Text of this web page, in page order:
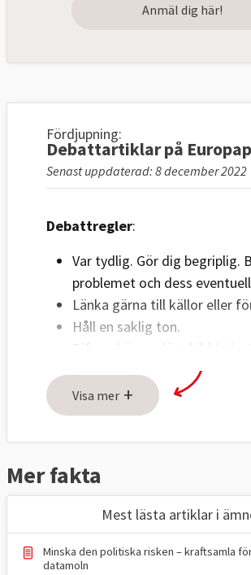
Anmäl dig här!
Fördjupning:
Debattartiklar på
Senast uppdaterad: 8 december 2022
Debattregler:
Var tydlig. Gör dig begriplig.
problemet och dess
Länka gärna till källor eller
Håll en saklig ton.
Bifoga högupplöst bild
pixlar) på debattör i liggande
Ange fotograf.
Om fler personer ska visas på
Skicka text och bild till:
red@europaportalen.se
Visa mer +
Mer fakta
Mest lästa artiklar i
Minska den politiska risken – kraftsamla
datamoln